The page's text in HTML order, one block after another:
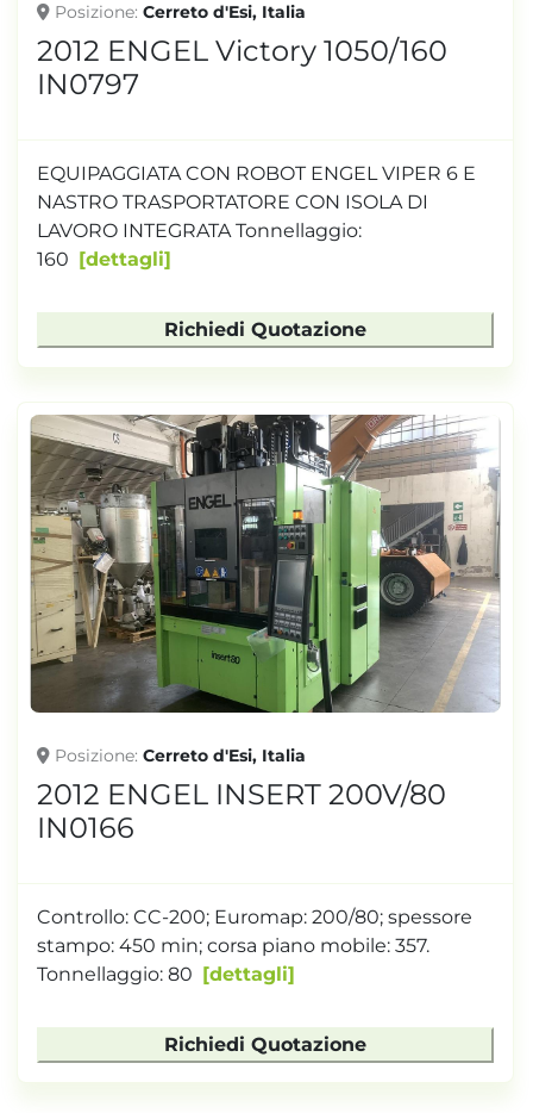
Posizione Cerreto d'Esi, Italia
2012 ENGEL Victory 1050/160
IN0797
EQUIPAGGIATA CON ROBOT ENGEL VIPER 6 E
NASTRO TRASPORTATORE CON ISOLA DI
LAVORO INTEGRATA Tonnellaggio:
160
dettagli
Richiedi Quotazione
Posizione Cerreto d'Esi, Italia
2012 ENGEL INSERT 200V/80
IN0166
Controllo: CC-200; Euromap: 200/80; spessore
stampo: 450 min; corsa piano mobile: 357.
Tonnellaggio: 80
dettagli
Richiedi Quotazione